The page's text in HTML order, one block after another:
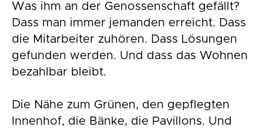
Was ihm an der Genossenschaft gefällt?
Dass man immer jemanden erreicht. Dass
die Mitarbeiter zuhören. Dass Lösungen
gefunden werden. Und dass das Wohnen
bezahlbar bleibt.
Die Nähe zum Grünen, den gepflegten
Innenhof, die Bänke, die Pavillons. Und